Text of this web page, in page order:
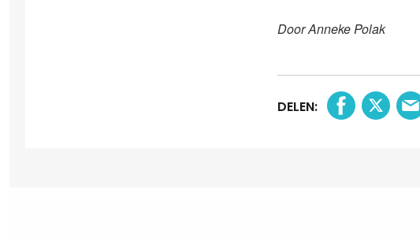
Door Anneke Polak
DELEN: